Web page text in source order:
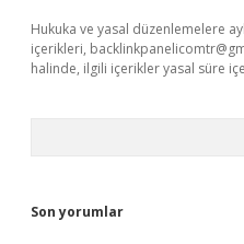
Hukuka ve yasal düzenlemelere
içerikleri,
halinde, ilgili içerikler yasal süre
Son yorumlar